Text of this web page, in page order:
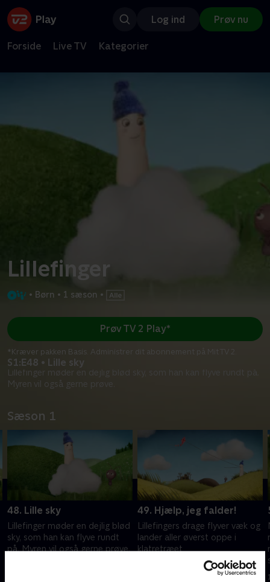
Log ind Prøv nu
Forside Live TV Kategorier
Lillefinger
• Børn • 1 sæson •
S1:E48 • Lille sky
Lillefinger møder en dejlig blød sky, som han kan flyve rundt på.
Myren vil også gerne prøve.
Prøv TV 2 Play*
*Kræver pakken Basis. Administrer dit abonnement på Mit TV 2.
Sæson 1
48. Lille sky
Lillefinger møder en dejlig blød
sky, som han kan flyve rundt
på. Myren vil også gerne prøve.
49. Hjælp, jeg falder!
Lillefingers drage flyver væk og
lander aller øverst oppe i
klatretræet
4. januar 2021 • 4 min